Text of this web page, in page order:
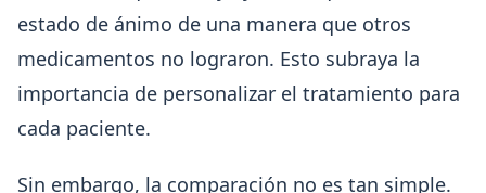
estado de ánimo de una manera que otros
medicamentos no lograron. Esto subraya la
importancia de personalizar el tratamiento para
cada paciente.
Sin embargo, la comparación no es tan simple.